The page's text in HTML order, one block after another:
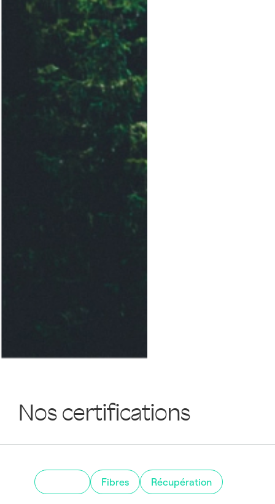
Nos certifications
Fibres Récupération